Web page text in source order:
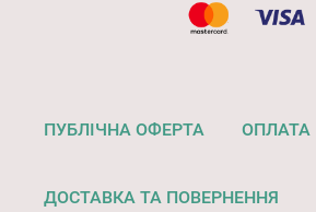
ПУБЛІЧНА ОФЕРТА ОПЛАТА
ДОСТАВКА ТА ПОВЕРНЕННЯ